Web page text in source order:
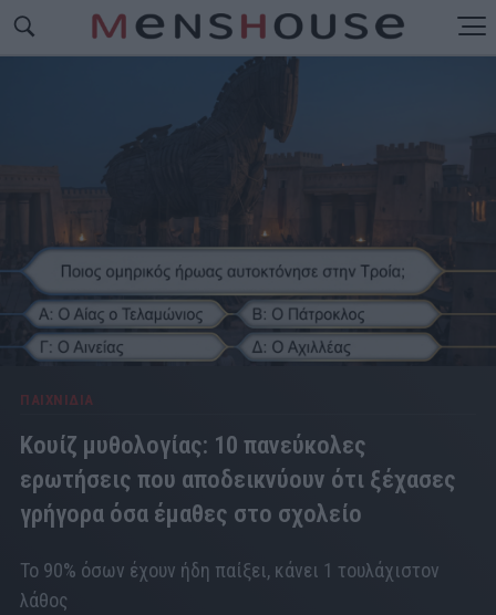
ΠΑΙΧΝΙΔΙΑ
Κουίζ μυθολογίας: 10 πανεύκολες
ερωτήσεις που αποδεικνύουν ότι ξέχασες
γρήγορα όσα έμαθες στο σχολείο
Το 90% όσων έχουν ήδη παίξει, κάνει 1 τουλάχιστον
λάθος